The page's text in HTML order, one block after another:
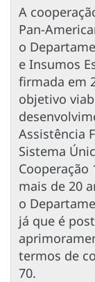
A
Pan-
o
e Insumos
firmada em
objetivo
Assistência
Sistema
mais de 20
o
já que é
termos de
70.